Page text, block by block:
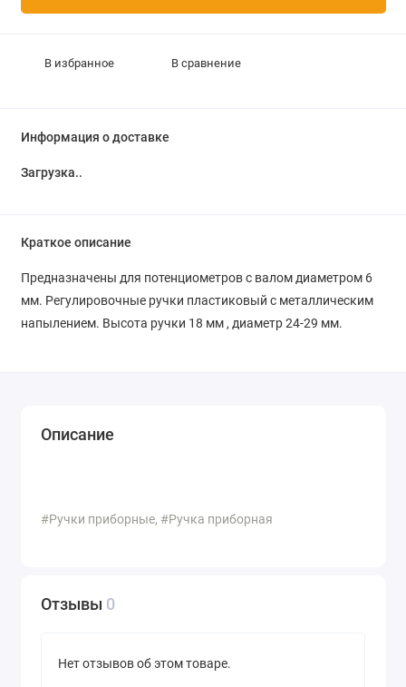
В избранное В сравнение
Информация о доставке
Загрузка...
Краткое описание
Предназначены для потенциометров с валом диаметром 6
мм. Регулировочные ручки пластиковый с металлическим
напылением. Высота ручки 18 мм , диаметр 24-29 мм.
Описание
#Ручки приборные, #Ручка приборная
Отзывы 0
Нет отзывов об этом товаре.